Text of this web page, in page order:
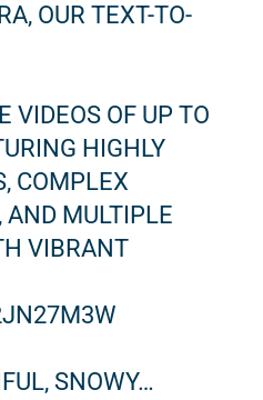
OUR TEXT-TO-
VIDEOS OF UP TO
HIGHLY
COMPLEX
MULTIPLE
VIBRANT
SNOWY…